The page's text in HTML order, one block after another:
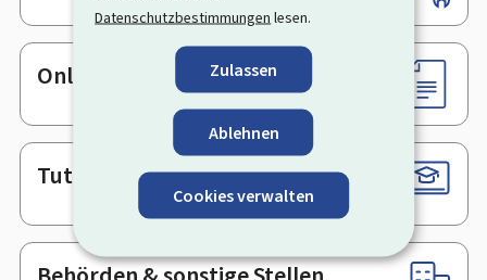
Datenschutzbestimmungen lesen.
Zulassen
Ablehnen
Cookies verwalten
Online-Dienste & Formulare
Tutorials